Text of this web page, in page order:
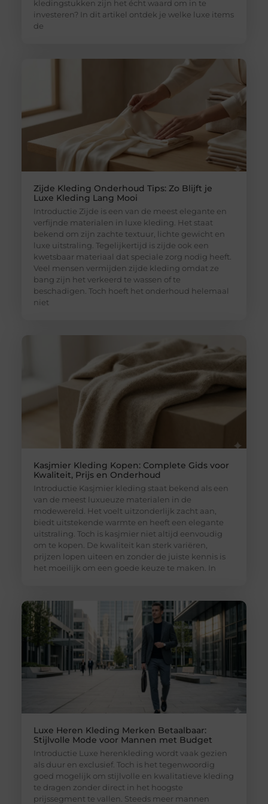
kledingstukken zijn het écht waard om in te
investeren? In dit artikel ontdek je welke luxe items
de
Zijde Kleding Onderhoud Tips: Zo Blijft je
Luxe Kleding Lang Mooi
Introductie Zijde is een van de meest elegante en
verfijnde materialen in luxe kleding. Het staat
bekend om zijn zachte textuur, lichte gewicht en
luxe uitstraling. Tegelijkertijd is zijde ook een
kwetsbaar materiaal dat speciale zorg nodig heeft.
Veel mensen vermijden zijde kleding omdat ze
bang zijn het verkeerd te wassen of te
beschadigen. Toch hoeft het onderhoud helemaal
niet
Kasjmier Kleding Kopen: Complete Gids voor
Kwaliteit, Prijs en Onderhoud
Introductie Kasjmier kleding staat bekend als een
van de meest luxueuze materialen in de
modewereld. Het voelt uitzonderlijk zacht aan,
biedt uitstekende warmte en heeft een elegante
uitstraling. Toch is kasjmier niet altijd eenvoudig
om te kopen. De kwaliteit kan sterk variëren,
prijzen lopen uiteen en zonder de juiste kennis is
het moeilijk om een goede keuze te maken. In
Luxe Heren Kleding Merken Betaalbaar:
Stijlvolle Mode voor Mannen met Budget
Introductie Luxe herenkleding wordt vaak gezien
als duur en exclusief. Toch is het tegenwoordig
goed mogelijk om stijlvolle en kwalitatieve kleding
te dragen zonder direct in het hoogste
prijssegment te vallen. Steeds meer mannen